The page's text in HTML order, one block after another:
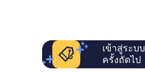
เข้าสู่ระบ
ครั้งถัดไป